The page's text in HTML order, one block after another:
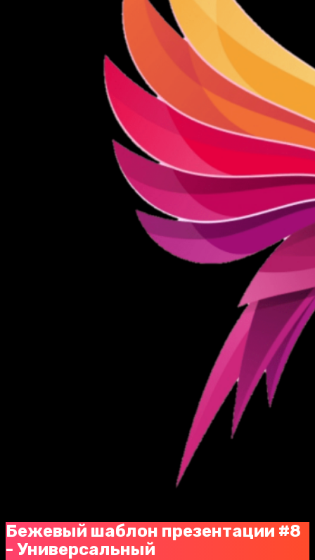
Бежевый шаблон презентации #8
- Универсальный